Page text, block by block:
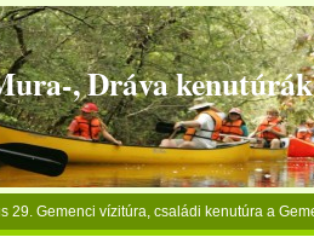
, Dráva kenutúrák
29. Gemenci vízitúra, családi kenutúra a